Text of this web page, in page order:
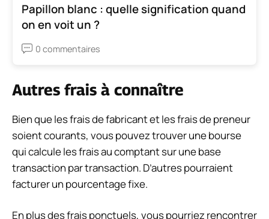
Papillon blanc : quelle signification quand
on en voit un ?
0 commentaires
Autres frais à connaître
Bien que les frais de fabricant et les frais de preneur
soient courants, vous pouvez trouver une bourse
qui calcule les frais au comptant sur une base
transaction par transaction. D’autres pourraient
facturer un pourcentage fixe.
En plus des frais ponctuels, vous pourriez rencontrer